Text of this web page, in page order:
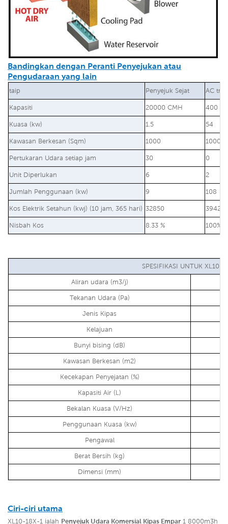
Bandingkan dengan Peranti Penyejukan atau
Pengudaraan yang lain
taip Penyejuk Sejat AC
Kapasiti 20000 CMH 400
Kuasa (kw) 1.5 54
Kawasan Berkesan (Sqm) 1000 1000
Pertukaran Udara setiap jam 30 0
Unit Diperlukan 6 2
Jumlah Penggunaan (kw) 9 108
Kos Elektrik Setahun (kwj) (10 jam, 365 hari) 32850
Nisbah Kos 8.33 % 100%
SPESIFIKASI UNTUK XL10-
Aliran udara (m3/j)
Tekanan Udara (Pa)
Jenis Kipas
Kelajuan
Bunyi bising (dB)
Kawasan Berkesan (m2)
Kecekapan Penyejatan (%)
Kapasiti Air (L)
Bekalan Kuasa (V/Hz)
Penggunaan Kuasa (kw)
Pengawal
Berat Bersih (kg)
Dimensi (mm)
Ciri-ciri utama
XL10-18X-1 ialah Penyejuk Udara Komersial Kipas Empar 1 8000m3h